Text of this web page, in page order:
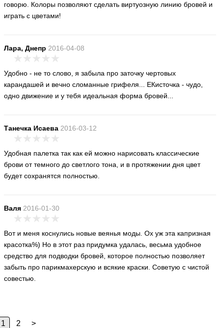
говорю. Колоры позволяют сделать виртуозную линию бровей и
играть с цветами!
Лара, Днепр 2016-04-08
Удобно - не то слово, я забыла про заточку чертовых
карандашей и вечно сломанные грифеля... ЕКисточка - чудо,
одно движение и у тебя идеальная форма бровей...
Танечка Исаева 2016-03-12
Удобная палетка так как ей можно нарисовать классические
брови от темного до светлого тона, и в протяжении дня цвет
будет сохранятся полностью.
Валя 2016-01-30
Вот и меня коснулись новые веянья моды. Ох уж эта капризная
красотка%) Но в этот раз придумка удалась, весьма удобное
средство для подводки бровей, которое полностью позволяет
забыть про парикмахерскую и всякие краски. Советую с чистой
совестью.
1 2 >